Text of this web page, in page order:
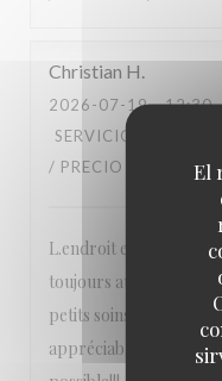
El
Christian H
2026-07-19- 12:30
SERVICIO
/ PRECIO
L.endroit est calme,
toujours aussi
petits soins, les pizzas
appréciables On